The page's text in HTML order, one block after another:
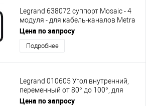
Legrand 638072 суппорт Mosaic - 4
модуля - для кабель-каналов Metra
85х50, 100х50 и 130х50
Цена по запросу
Подробнее
Legrand 010605 Угол внутренний,
переменный от 80° до 100°, для
кабель-канала DLP 50х105- белый
Цена по запросу